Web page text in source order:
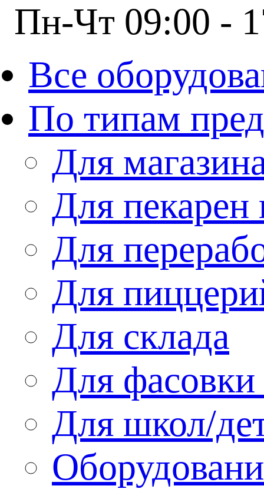
Пн-Чт 09:00 -
Все
По типам
Для
Для пекарен
Для
Для
Для склада
Для фасовки
Для школ/